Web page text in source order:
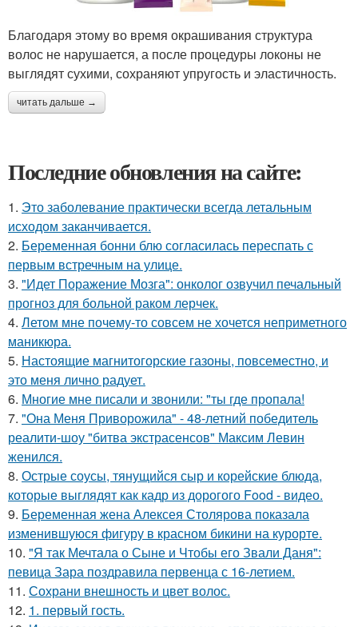
Благодаря этому во время окрашивания структура
волос не нарушается, а после процедуры локоны не
выглядят сухими, сохраняют упругость и эластичность.
читать дальше →
Последние обновления на сайте:
1. Это заболевание практически всегда летальным
исходом заканчивается.
2. Беременная бонни блю согласилась переспать с
первым встречным на улице.
3. "Идет Поражение Мозга": онколог озвучил печальный
прогноз для больной раком лерчек.
4. Летом мне почему-то совсем не хочется неприметного
маникюра.
5. Настоящие магнитогорские газоны, повсеместно, и
это меня лично радует.
6. Многие мне писали и звонили: "ты где пропала!
7. "Она Меня Приворожила" - 48-летний победитель
реалити-шоу "битва экстрасенсов" Максим Левин
женился.
8. Острые соусы, тянущийся сыр и корейские блюда,
которые выглядят как кадр из дорогого Food - видео.
9. Беременная жена Алексея Столярова показала
изменившуюся фигуру в красном бикини на курорте.
10. "Я так Мечтала о Сыне и Чтобы его Звали Даня":
певица Зара поздравила первенца с 16-летием.
11. Сохрани внешность и цвет волос.
12. 1. первый гость.